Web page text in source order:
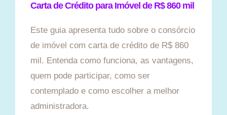
Carta de Crédito para Imóvel de R$ 860 mil
Este guia apresenta tudo sobre o consórcio
de imóvel com carta de crédito de R$ 860
mil. Entenda como funciona, as vantagens,
quem pode participar, como ser
contemplado e como escolher a melhor
administradora.